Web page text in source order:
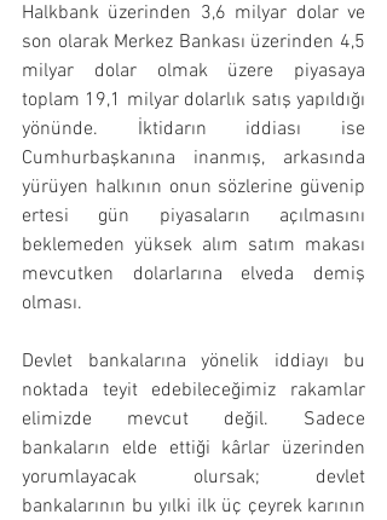
Halkbank üzerinden 3,6 milyar dolar ve
son olarak Merkez Bankası üzerinden 4,5
milyar dolar olmak üzere piyasaya
toplam 19,1 milyar dolarlık satış yapıldığı
yönünde. İktidarın iddiası ise
Cumhurbaşkanına inanmış, arkasında
yürüyen halkının onun sözlerine güvenip
ertesi gün piyasaların açılmasını
beklemeden yüksek alım satım makası
mevcutken dolarlarına elveda demiş
olması.
Devlet bankalarına yönelik iddiayı bu
noktada teyit edebileceğimiz rakamlar
elimizde mevcut değil. Sadece
bankaların elde ettiği kârlar üzerinden
yorumlayacak olursak; devlet
bankalarının bu yılki ilk üç çeyrek karının